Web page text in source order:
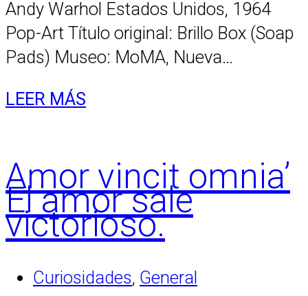
Andy Warhol Estados Unidos, 1964
Pop-Art Título original: Brillo Box (Soap
Pads) Museo: MoMA, Nueva…
LEER MÁS
Amor vincit omnia’
El amor sale
victorioso.
Curiosidades, General